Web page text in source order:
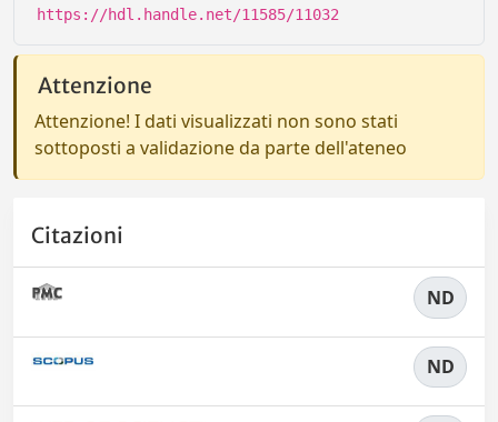
https://hdl.handle.net/11585/11032
Attenzione
Attenzione! I dati visualizzati non sono stati
sottoposti a validazione da parte dell'ateneo
Citazioni
ND
ND